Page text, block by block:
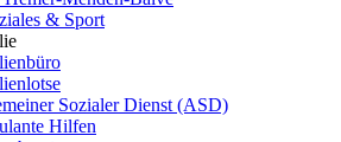
& Sport
Sozialer Dienst (ASD)
Hilfen